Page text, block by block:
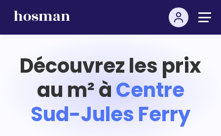
Découvrez les prix
au m² àCentre
Sud-Jules Ferry